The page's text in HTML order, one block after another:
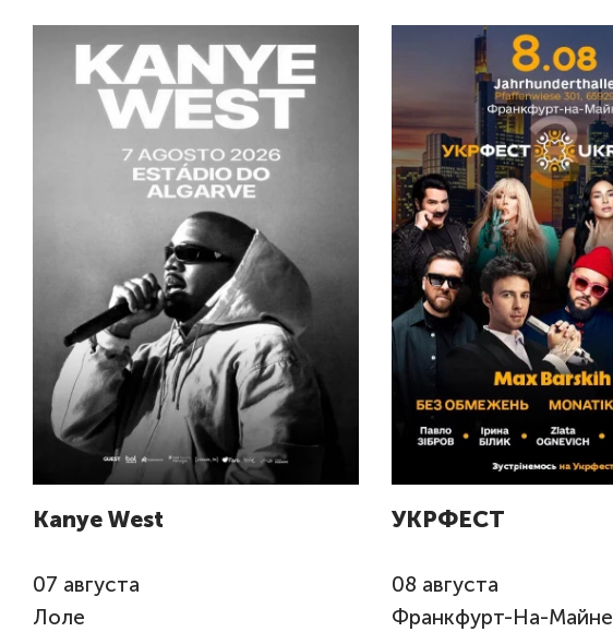
Kanye West
07 августа
Лоле
УКРФЕСТ
08 августа
Франкфурт-На-Майне